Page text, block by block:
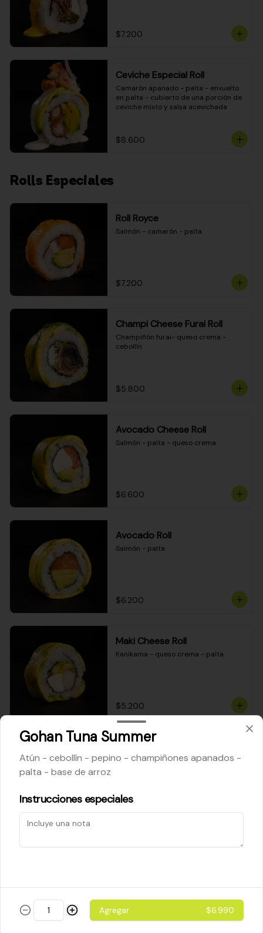
$7.200
Ceviche Especial Roll
Camarón apanado - palta - envuelto
en palta - cubierto de una porción de
ceviche mixto y salsa acevichada
$8.600
Rolls Especiales
Roll Royce
Salmón - camarón - palta
$7.200
Champi Cheese Furai Roll
Champiñón furai- queso crema -
cebollín
$5.800
Avocado Cheese Roll
Salmón - palta - queso crema
$6.600
Avocado Roll
Salmón - palta
$6.200
Maki Cheese Roll
Kanikama - queso crema - palta
$5.200
Queso crema - palta - cebollín
$5.200
$5.800
Gohan Tuna Summer
Atún - cebollín - pepino - champiñones apanados -
palta - base de arroz
Instrucciones especiales
Agregar $6.990